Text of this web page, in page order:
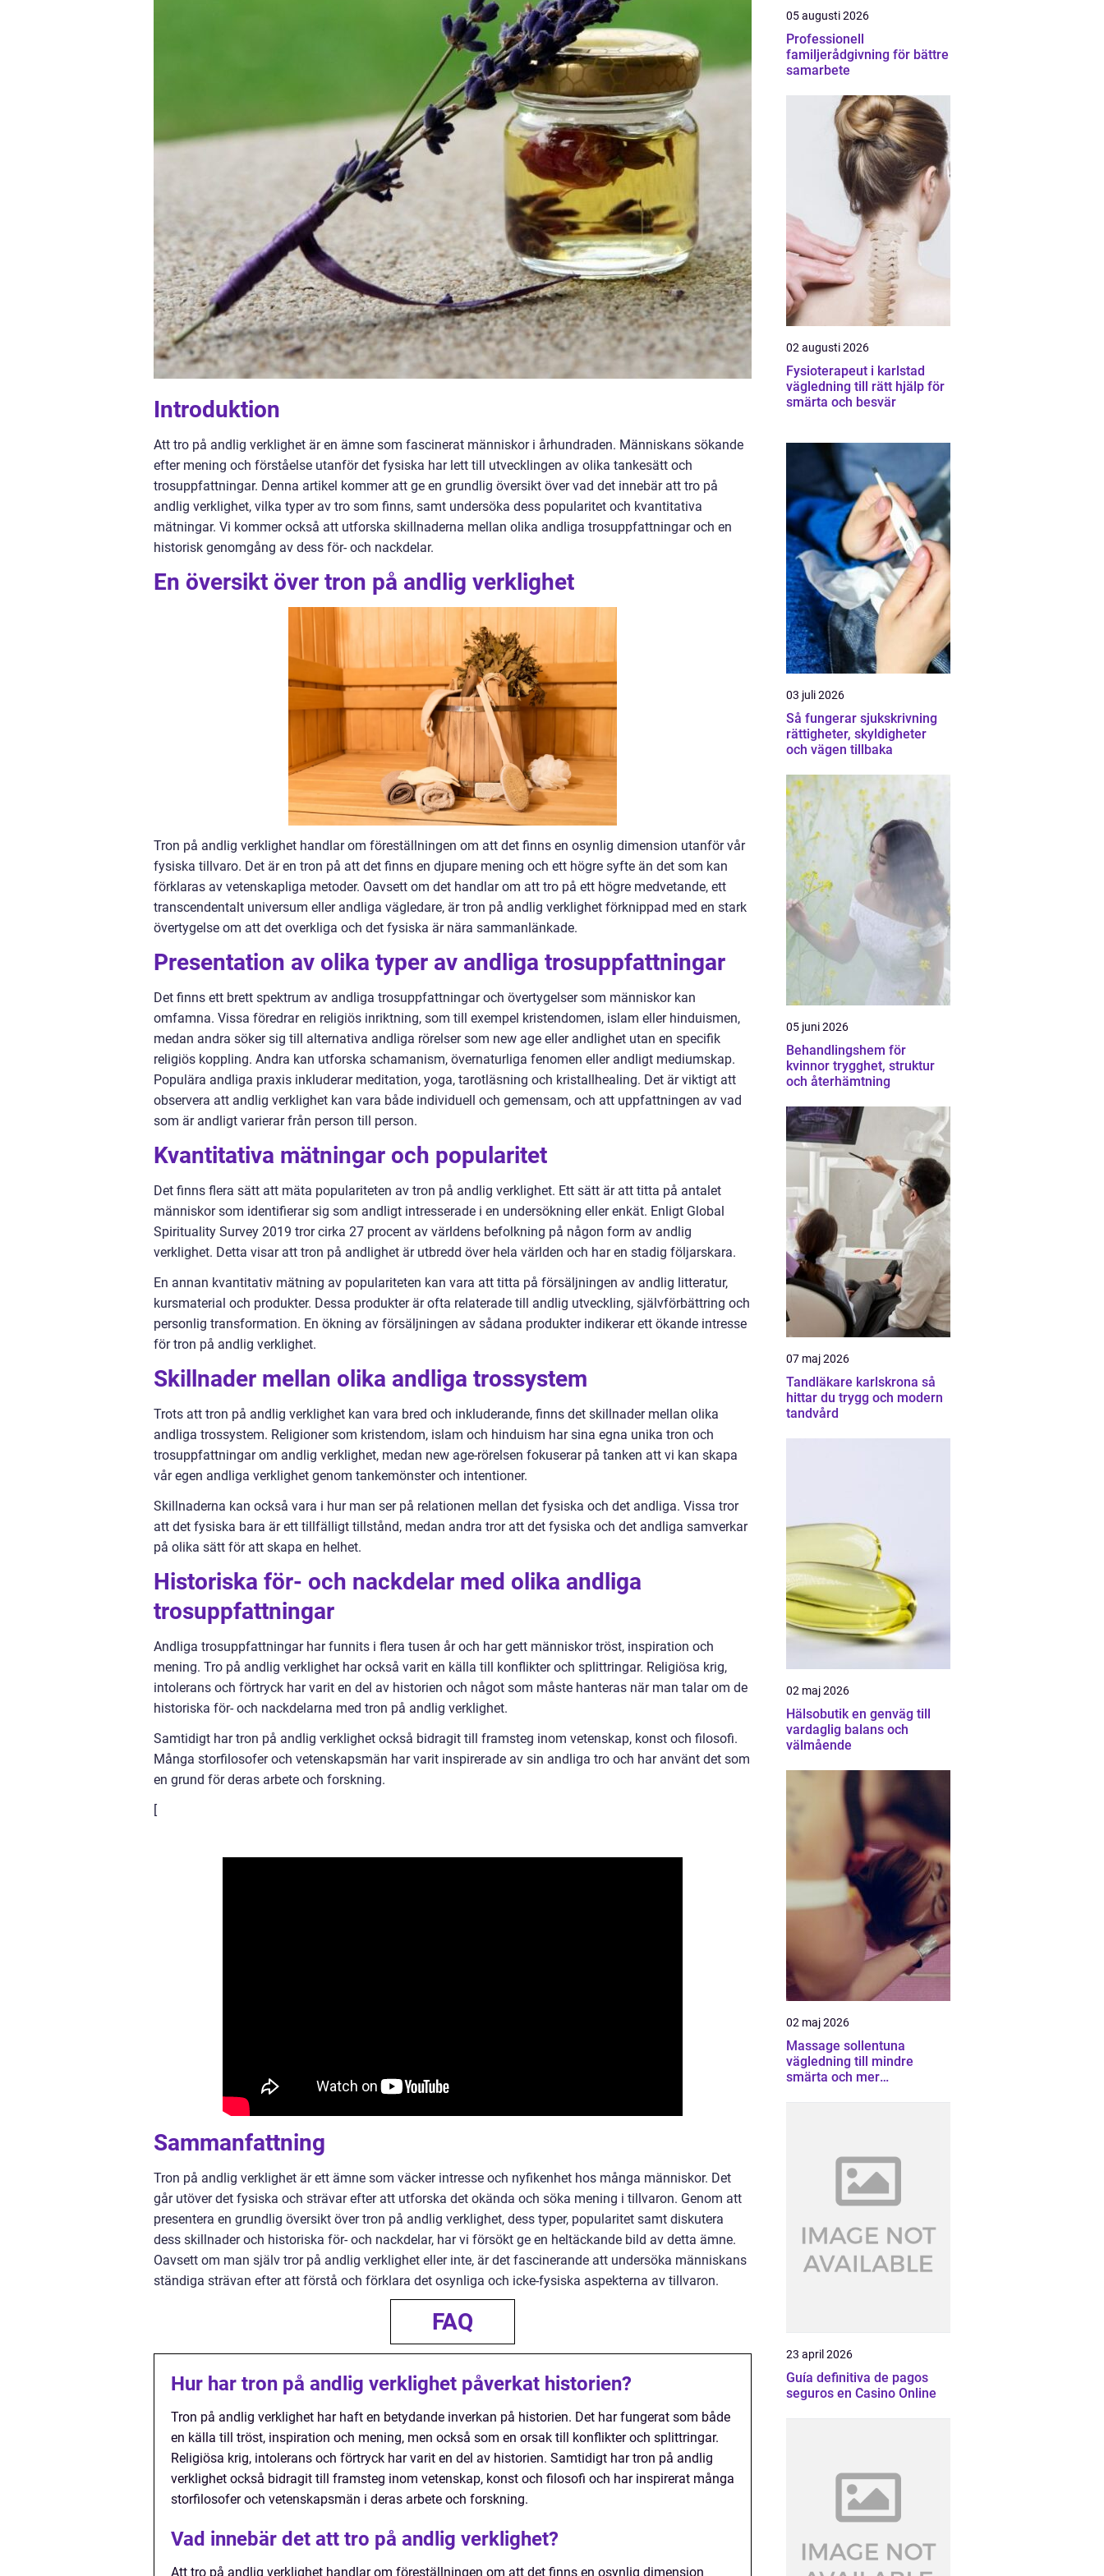
Introduktion
Att tro på andlig verklighet är en ämne som fascinerat människor i århundraden. Människans sökande
efter mening och förståelse utanför det fysiska har lett till utvecklingen av olika tankesätt och
trosuppfattningar. Denna artikel kommer att ge en grundlig översikt över vad det innebär att tro på
andlig verklighet, vilka typer av tro som finns, samt undersöka dess popularitet och kvantitativa
mätningar. Vi kommer också att utforska skillnaderna mellan olika andliga trosuppfattningar och en
historisk genomgång av dess för- och nackdelar.
En översikt över tron på andlig verklighet
Tron på andlig verklighet handlar om föreställningen om att det finns en osynlig dimension utanför vår
fysiska tillvaro. Det är en tron på att det finns en djupare mening och ett högre syfte än det som kan
förklaras av vetenskapliga metoder. Oavsett om det handlar om att tro på ett högre medvetande, ett
transcendentalt universum eller andliga vägledare, är tron på andlig verklighet förknippad med en stark
övertygelse om att det overkliga och det fysiska är nära sammanlänkade.
Presentation av olika typer av andliga trosuppfattningar
Det finns ett brett spektrum av andliga trosuppfattningar och övertygelser som människor kan
omfamna. Vissa föredrar en religiös inriktning, som till exempel kristendomen, islam eller hinduismen,
medan andra söker sig till alternativa andliga rörelser som new age eller andlighet utan en specifik
religiös koppling. Andra kan utforska schamanism, övernaturliga fenomen eller andligt mediumskap.
Populära andliga praxis inkluderar meditation, yoga, tarotläsning och kristallhealing. Det är viktigt att
observera att andlig verklighet kan vara både individuell och gemensam, och att uppfattningen av vad
som är andligt varierar från person till person.
Kvantitativa mätningar och popularitet
Det finns flera sätt att mäta populariteten av tron på andlig verklighet. Ett sätt är att titta på antalet
människor som identifierar sig som andligt intresserade i en undersökning eller enkät. Enligt Global
Spirituality Survey 2019 tror cirka 27 procent av världens befolkning på någon form av andlig
verklighet. Detta visar att tron på andlighet är utbredd över hela världen och har en stadig följarskara.
En annan kvantitativ mätning av populariteten kan vara att titta på försäljningen av andlig litteratur,
kursmaterial och produkter. Dessa produkter är ofta relaterade till andlig utveckling, självförbättring och
personlig transformation. En ökning av försäljningen av sådana produkter indikerar ett ökande intresse
för tron på andlig verklighet.
Skillnader mellan olika andliga trossystem
Trots att tron på andlig verklighet kan vara bred och inkluderande, finns det skillnader mellan olika
andliga trossystem. Religioner som kristendom, islam och hinduism har sina egna unika tron och
trosuppfattningar om andlig verklighet, medan new age-rörelsen fokuserar på tanken att vi kan skapa
vår egen andliga verklighet genom tankemönster och intentioner.
Skillnaderna kan också vara i hur man ser på relationen mellan det fysiska och det andliga. Vissa tror
att det fysiska bara är ett tillfälligt tillstånd, medan andra tror att det fysiska och det andliga samverkar
på olika sätt för att skapa en helhet.
Historiska för- och nackdelar med olika andliga
trosuppfattningar
Andliga trosuppfattningar har funnits i flera tusen år och har gett människor tröst, inspiration och
mening. Tro på andlig verklighet har också varit en källa till konflikter och splittringar. Religiösa krig,
intolerans och förtryck har varit en del av historien och något som måste hanteras när man talar om de
historiska för- och nackdelarna med tron på andlig verklighet.
Samtidigt har tron på andlig verklighet också bidragit till framsteg inom vetenskap, konst och filosofi.
Många storfilosofer och vetenskapsmän har varit inspirerade av sin andliga tro och har använt det som
en grund för deras arbete och forskning.
[
Sammanfattning
Tron på andlig verklighet är ett ämne som väcker intresse och nyfikenhet hos många människor. Det
går utöver det fysiska och strävar efter att utforska det okända och söka mening i tillvaron. Genom att
presentera en grundlig översikt över tron på andlig verklighet, dess typer, popularitet samt diskutera
dess skillnader och historiska för- och nackdelar, har vi försökt ge en heltäckande bild av detta ämne.
Oavsett om man själv tror på andlig verklighet eller inte, är det fascinerande att undersöka människans
ständiga strävan efter att förstå och förklara det osynliga och icke-fysiska aspekterna av tillvaron.
FAQ
Hur har tron på andlig verklighet påverkat historien?
Tron på andlig verklighet har haft en betydande inverkan på historien. Det har fungerat som både
en källa till tröst, inspiration och mening, men också som en orsak till konflikter och splittringar.
Religiösa krig, intolerans och förtryck har varit en del av historien. Samtidigt har tron på andlig
verklighet också bidragit till framsteg inom vetenskap, konst och filosofi och har inspirerat många
storfilosofer och vetenskapsmän i deras arbete och forskning.
Vad innebär det att tro på andlig verklighet?
Att tro på andlig verklighet handlar om föreställningen om att det finns en osynlig dimension
05 augusti 2026
Professionell
familjerådgivning för bättre
samarbete
02 augusti 2026
Fysioterapeut i karlstad
vägledning till rätt hjälp för
smärta och besvär
03 juli 2026
Så fungerar sjukskrivning
rättigheter, skyldigheter
och vägen tillbaka
05 juni 2026
Behandlingshem för
kvinnor trygghet, struktur
och återhämtning
07 maj 2026
Tandläkare karlskrona så
hittar du trygg och modern
tandvård
02 maj 2026
Hälsobutik en genväg till
vardaglig balans och
välmående
02 maj 2026
Massage sollentuna
vägledning till mindre
smärta och mer
23 april 2026
Guía definitiva de pagos
seguros en Casino Online